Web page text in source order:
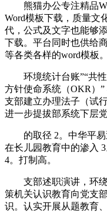
熊猫办公专注精品
Word模板下载，质量文
代，公式及文字也能够
下载。平台同时也供给
等各类各样的word模板。
环境统计台账”“共性
方针使命系统（OKR）
支部建立办理法子（试
进一步提拔部系统下层
的取径 2。中华平易
在长儿园教育中的渗入
4。打制高。
支部述职演讲，环绕
策机关认识教育向党支
识。认实开展从题教育